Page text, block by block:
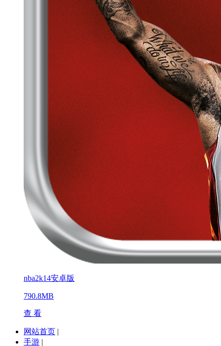
nba2k14安卓版
790.8MB
查 看
网站首页 |
手游 |